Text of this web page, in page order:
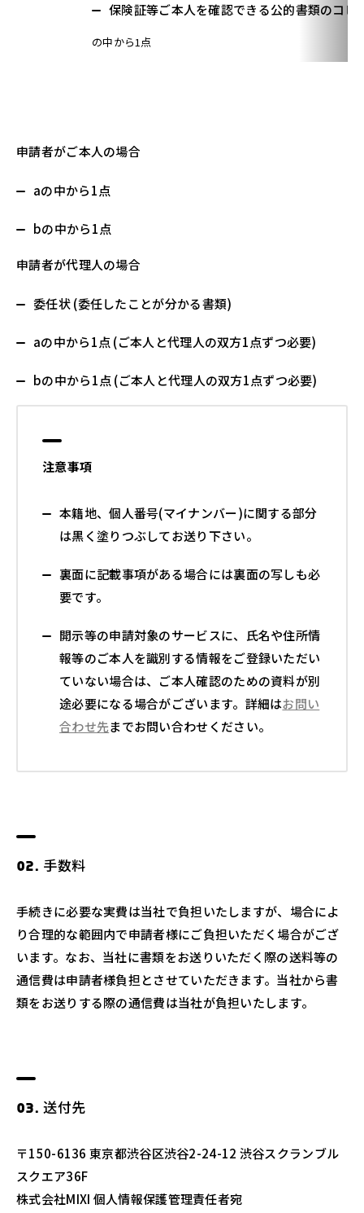
保険証等ご本人を確認できる公的書類のコピ
の中から1点
申請者がご本人の場合
aの中から1点
bの中から1点
申請者が代理人の場合
委任状 (委任したことが分かる書類)
aの中から1点 (ご本人と代理人の双方1点ずつ必要)
bの中から1点 (ご本人と代理人の双方1点ずつ必要)
注意事項
本籍地、個人番号(マイナンバー)に関する部分
は黒く塗りつぶしてお送り下さい。
裏面に記載事項がある場合には裏面の写しも必
要です。
開示等の申請対象のサービスに、氏名や住所情
報等のご本人を識別する情報をご登録いただい
ていない場合は、ご本人確認のための資料が別
途必要になる場合がございます。詳細はお問い
合わせ先までお問い合わせください。
手数料
手続きに必要な実費は当社で負担いたしますが、場合によ
り合理的な範囲内で申請者様にご負担いただく場合がござ
います。なお、当社に書類をお送りいただく際の送料等の
通信費は申請者様負担とさせていただきます。当社から書
類をお送りする際の通信費は当社が負担いたします。
送付先
〒150-6136 東京都渋谷区渋谷2-24-12 渋谷スクランブル
スクエア36F
株式会社MIXI 個人情報保護管理責任者宛